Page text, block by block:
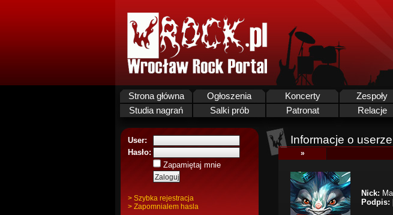
Strona główna Ogłoszenia Koncerty Zespoły
Studia nagrań
Salki prób Patronat Relacje
User:
Hasło:
Zapamiętaj mnie
> Szybka rejestracja
> Zapomnialem hasla
Informacje o userze
»
Nick:
Podpis: